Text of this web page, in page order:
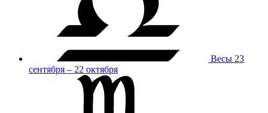
Весы 23
сентября – 22 октября